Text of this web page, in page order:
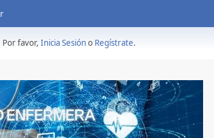
Por favor, Inicia Sesióno Regístrate.